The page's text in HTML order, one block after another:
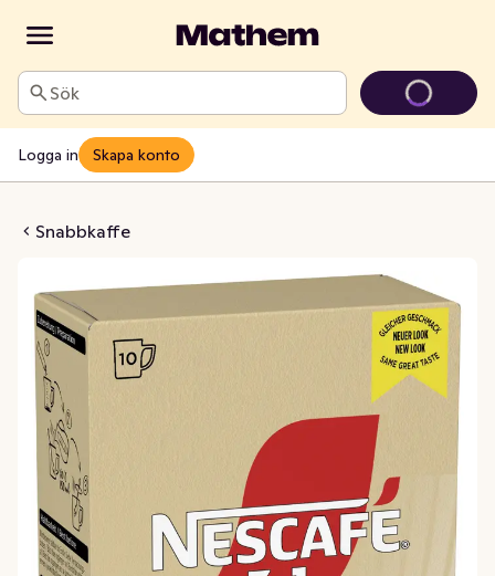
Sök
Logga in Skapa konto
Snabbkaffe
Latte 3-in-1